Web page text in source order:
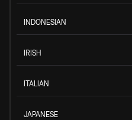
INDONESIAN
IRISH
ITALIAN
JAPANESE